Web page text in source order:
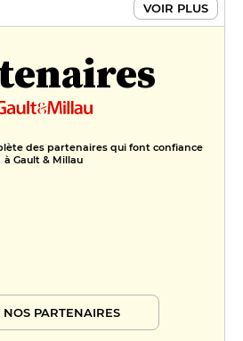
VOIR PLUS
des partenaires qui font confiance
à Gault & Millau
NOS PARTENAIRES